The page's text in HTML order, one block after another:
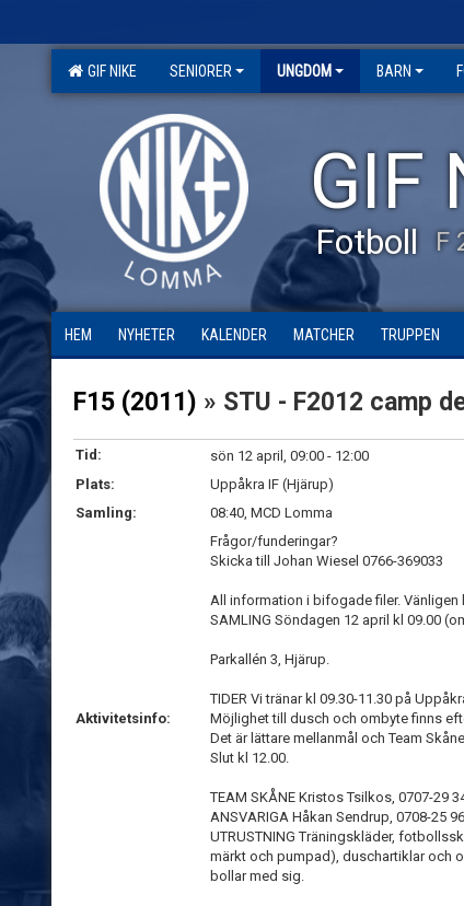
GIF NIKE SENIORER UNGDOM BARN
GIF
Fotboll F
HEM NYHETER KALENDER MATCHER TRUPPEN
F15 (2011) » STU - F2012 camp
Tid:
sön 12 april, 09:00 - 12:00
Plats:
Uppåkra IF (Hjärup)
Samling:
08:40, MCD Lomma
Aktivitetsinfo:
Frågor/funderingar?
Skicka till Johan Wiesel 0766-369033
All information i bifogade filer. Vänligen
SAMLING Söndagen 12 april kl 09.00
Parkallén 3, Hjärup.
TIDER Vi tränar kl 09.30-11.30 på
Möjlighet till dusch och ombyte finns
Det är lättare mellanmål och Team
Slut kl 12.00.
TEAM SKÅNE Kristos Tsilkos, 0707-29
ANSVARIGA Håkan Sendrup, 0708-25
UTRUSTNING Träningskläder,
märkt och pumpad), duschartiklar och
bollar med sig.